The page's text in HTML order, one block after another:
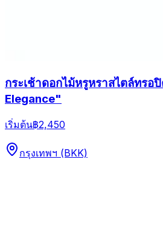
กระเช้าดอกไม้หรูหราสไตล์ทร
Elegance"
เริ่มต้น฿2,450
กรุงเทพฯ (BKK)